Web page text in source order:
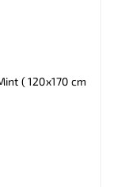
( 120x170 cm